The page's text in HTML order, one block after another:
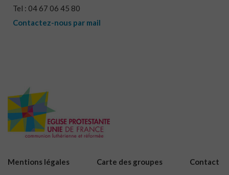
Tel : 04 67 06 45 80
Contactez-nous par mail
Mentions légales Carte des groupes Contact